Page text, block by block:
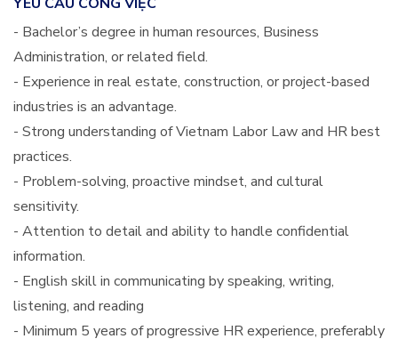
- Bachelor’s degree in human resources, Business
Administration, or related field.
- Experience in real estate, construction, or project-based
industries is an advantage.
- Strong understanding of Vietnam Labor Law and HR best
practices.
- Problem-solving, proactive mindset, and cultural
sensitivity.
- Attention to detail and ability to handle confidential
information.
- English skill in communicating by speaking, writing,
listening, and reading
- Minimum 5 years of progressive HR experience, preferably